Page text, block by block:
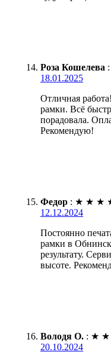
Роза Кошелева :
18.01.2025
Отличная
рамки. Всё
порадовала.
Рекомендую!
Федор : ★ ★ ★
12.12.2024
Постоянно
рамки в
результату.
высоте.
Володя О. : ★ ★
20.10.2024